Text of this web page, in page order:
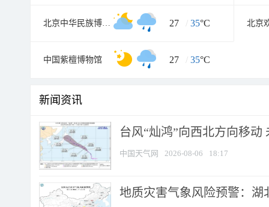
北京中华民族博物院 27 / 35°C 北京
中国紫檀博物馆 27 / 35°C
新闻资讯
台风“灿鸿”向西北方向移动
中国天气网 2026-08-06 18:17
地质灾害气象风险预警：湖